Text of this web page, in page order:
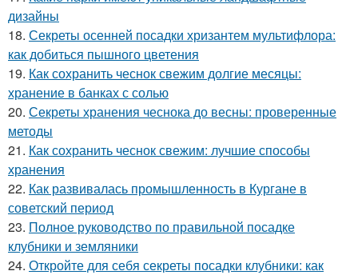
дизайны
18. Секреты осенней посадки хризантем мультифлора:
как добиться пышного цветения
19. Как сохранить чеснок свежим долгие месяцы:
хранение в банках с солью
20. Секреты хранения чеснока до весны: проверенные
методы
21. Как сохранить чеснок свежим: лучшие способы
хранения
22. Как развивалась промышленность в Кургане в
советский период
23. Полное руководство по правильной посадке
клубники и земляники
24. Откройте для себя секреты посадки клубники: как